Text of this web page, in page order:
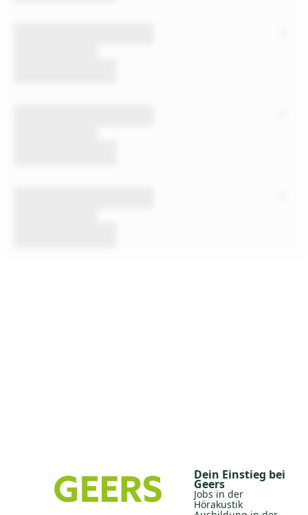
Dein Einstieg bei
Geers
Jobs in der
Hörakustik